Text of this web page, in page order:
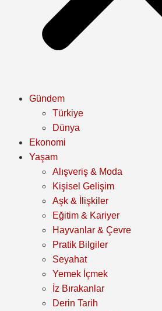
Gündem
Türkiye
Dünya
Ekonomi
Yaşam
Alışveriş & Moda
Kişisel Gelişim
Aşk & İlişkiler
Eğitim & Kariyer
Hayvanlar & Çevre
Pratik Bilgiler
Seyahat
Yemek İçmek
İz Bırakanlar
Derin Tarih